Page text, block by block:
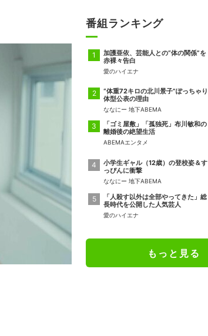
番組ランキング
加護亜依、芸能人との“体の関係”を
赤裸々告白
愛のハイエナ
“体重72キロの北川景子”ぽっちゃり
体型公表の理由
ななにー 地下ABEMA
「ゴミ屋敷」「孤独死」布川敏和の
離婚後の絶望生活
ABEMAエンタメ
小学生ギャル（12歳）の登校姿＆す
っぴんに衝撃
ななにー 地下ABEMA
「人殺す以外は全部やってきた」総
長時代を公開した人気芸人
愛のハイエナ
もっと見る